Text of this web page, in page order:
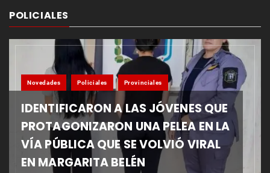
POLICIALES
Novedades Policiales Provinciales
IDENTIFICARON A LAS JÓVENES QUE
PROTAGONIZARON UNA PELEA EN LA
VÍA PÚBLICA QUE SE VOLVIÓ VIRAL
EN MARGARITA BELÉN